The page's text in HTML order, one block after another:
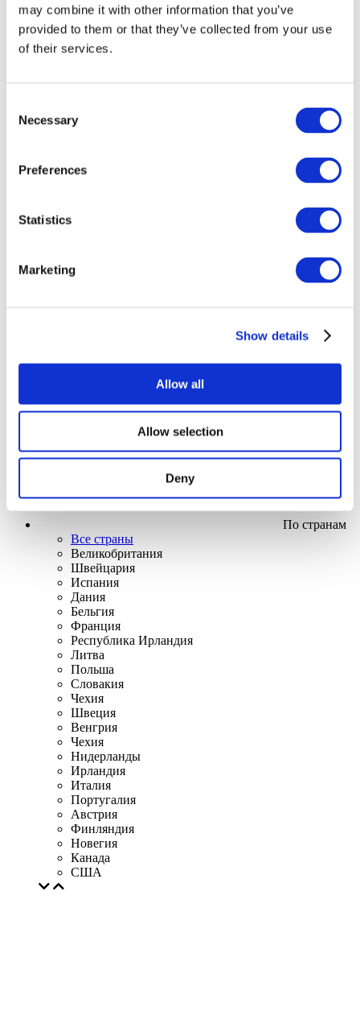
may combine it with other information that you’ve
provided to them or that they’ve collected from your use
of their services.
Selection
Necessary
Preferences
Statistics
Marketing
Show details
Allow all
Allow selection
Deny
Все
мероприятия
По странам
Все страны
Великобритания
Швейцария
Испания
Дания
Бельгия
Франция
Республика Ирландия
Литва
Польша
Словакия
Чехия
Швеция
Венгрия
Чехия
Нидерланды
Ирландия
Италия
Португалия
Австрия
Финляндия
Новегия
Канада
США